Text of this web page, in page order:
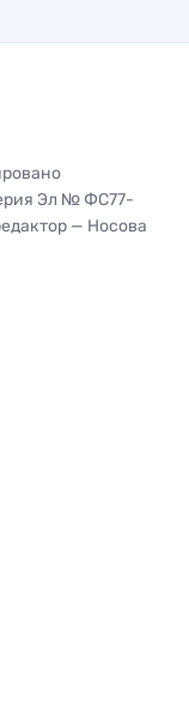
Эл № ФС77-
— Носова